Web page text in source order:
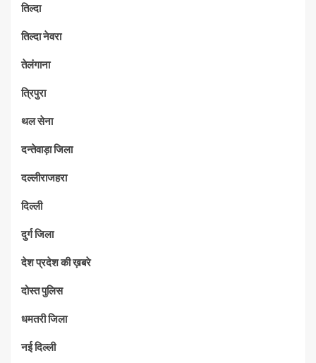
तिल्दा
तिल्दा नेवरा
तेलंगाना
त्रिपुरा
थल सेना
दन्तेवाड़ा जिला
दल्लीराजहरा
दिल्ली
दुर्ग जिला
देश प्रदेश की ख़बरे
दोस्त पुलिस
धमतरी जिला
नई दिल्ली